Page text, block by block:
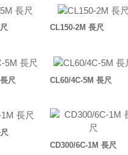
CL150-2M 長尺
尺 CL60/4C-5M 長尺
CD300/6C-1M 長尺